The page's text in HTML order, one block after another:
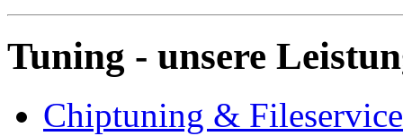
Tuning - unsere
Chiptuning & Fileservice